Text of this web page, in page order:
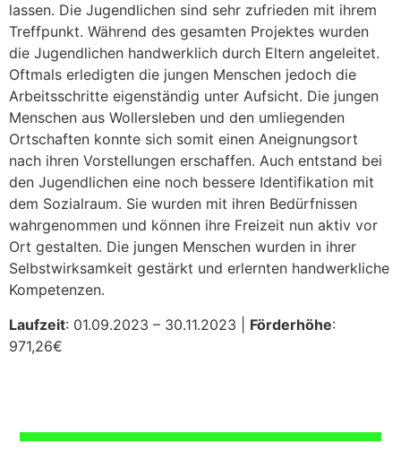
lassen. Die Jugendlichen sind sehr zufrieden mit ihrem
Treffpunkt. Während des gesamten Projektes wurden
die Jugendlichen handwerklich durch Eltern angeleitet.
Oftmals erledigten die jungen Menschen jedoch die
Arbeitsschritte eigenständig unter Aufsicht. Die jungen
Menschen aus Wollersleben und den umliegenden
Ortschaften konnte sich somit einen Aneignungsort
nach ihren Vorstellungen erschaffen. Auch entstand bei
den Jugendlichen eine noch bessere Identifikation mit
dem Sozialraum. Sie wurden mit ihren Bedürfnissen
wahrgenommen und können ihre Freizeit nun aktiv vor
Ort gestalten. Die jungen Menschen wurden in ihrer
Selbstwirksamkeit gestärkt und erlernten handwerkliche
Kompetenzen.
Laufzeit: 01.09.2023 – 30.11.2023 | Förderhöhe:
971,26€